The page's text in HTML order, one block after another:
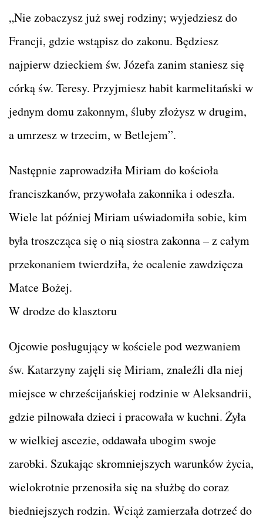
„Nie zobaczysz już swej rodziny; wyjedziesz do
Francji, gdzie wstąpisz do zakonu. Będziesz
najpierw dzieckiem św. Józefa zanim staniesz się
córką św. Teresy. Przyjmiesz habit karmelitański w
jednym domu zakonnym, śluby złożysz w drugim,
a umrzesz w trzecim, w Betlejem”.
Następnie zaprowadziła Miriam do kościoła
franciszkanów, przywołała zakonnika i odeszła.
Wiele lat później Miriam uświadomiła sobie, kim
była troszcząca się o nią siostra zakonna – z całym
przekonaniem twierdziła, że ocalenie zawdzięcza
Matce Bożej.
W drodze do klasztoru
Ojcowie posługujący w kościele pod wezwaniem
św. Katarzyny zajęli się Miriam, znaleźli dla niej
miejsce w chrześcijańskiej rodzinie w Aleksandrii,
gdzie pilnowała dzieci i pracowała w kuchni. Żyła
w wielkiej ascezie, oddawała ubogim swoje
zarobki. Szukając skromniejszych warunków życia,
wielokrotnie przenosiła się na służbę do coraz
biedniejszych rodzin. Wciąż zamierzała dotrzeć do